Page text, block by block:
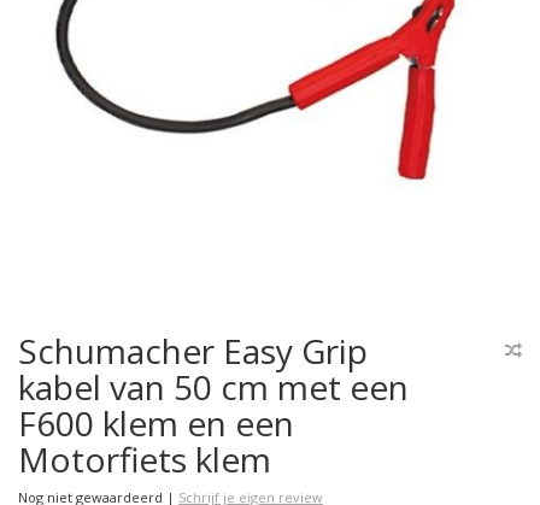
Schumacher Easy Grip
kabel van 50 cm met een
F600 klem en een
Motorfiets klem
Nog niet gewaardeerd | Schrijf je eigen review